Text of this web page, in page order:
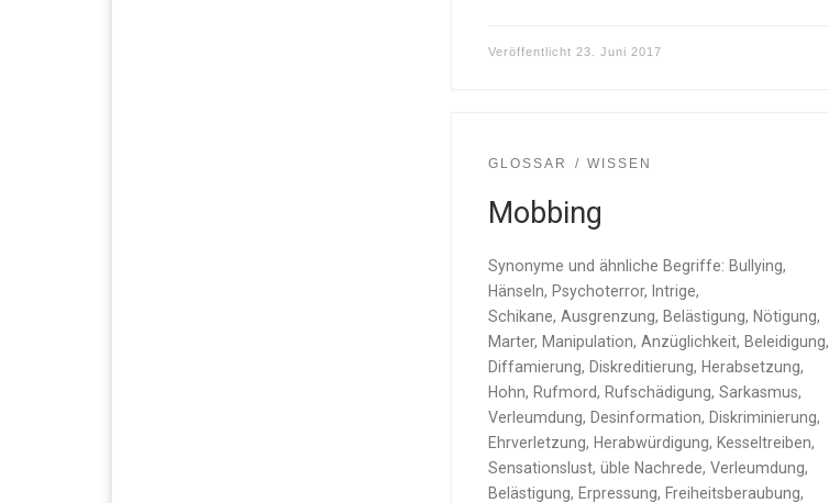
Veröffentlicht 23. Juni 2017
GLOSSAR WISSEN
Mobbing
Synonyme und ähnliche Begriffe: Bullying,
Hänseln, Psychoterror, Intrige,
Schikane, Ausgrenzung, Belästigung, Nötigung,
Marter, Manipulation, Anzüglichkeit, Beleidigung,
Diffamierung, Diskreditierung, Herabsetzung,
Hohn, Rufmord, Rufschädigung, Sarkasmus,
Verleumdung, Desinformation, Diskriminierung,
Ehrverletzung, Herabwürdigung, Kesseltreiben,
Sensationslust, üble Nachrede, Verleumdung,
Belästigung, Erpressung, Freiheitsberaubung,